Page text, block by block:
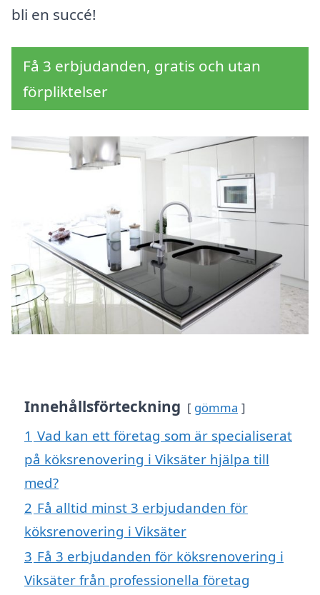
bli en succé!
Få 3 erbjudanden, gratis och utan
förpliktelser
Innehållsförteckning gömma
1 Vad kan ett företag som är specialiserat
på köksrenovering i Viksäter hjälpa till
med?
2 Få alltid minst 3 erbjudanden för
köksrenovering i Viksäter
3 Få 3 erbjudanden för köksrenovering i
Viksäter från professionella företag